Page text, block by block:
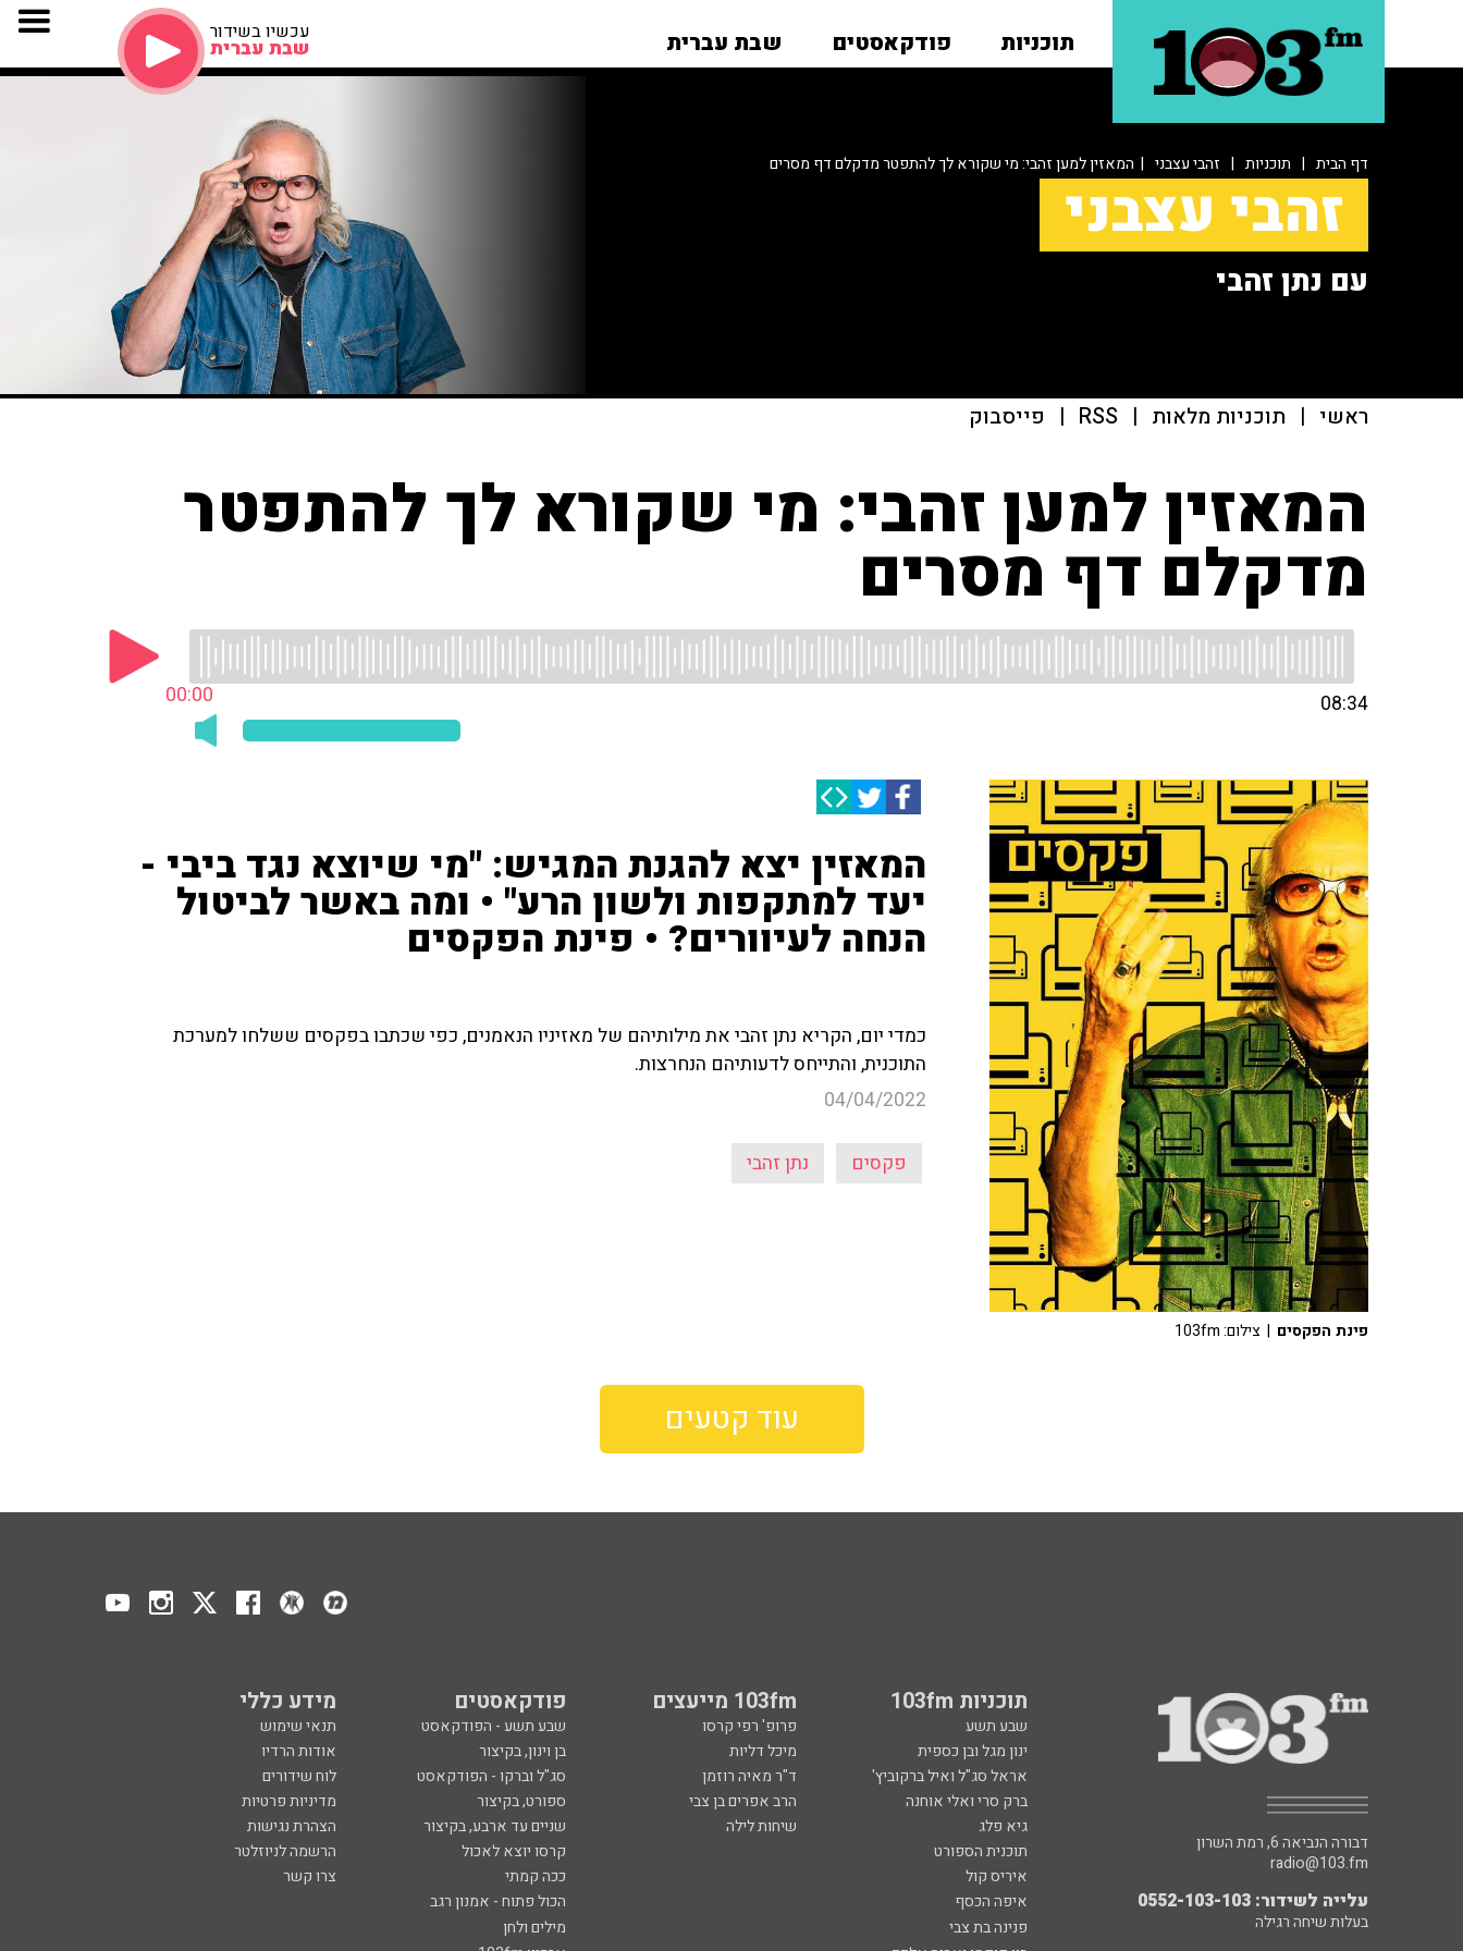
תוכניות פודקאסטים שבת עברית עכשיו בשידור
שבת עברית
דף הבית | תוכניות | זהבי עצבני | המאזין למען זהבי: מי שקורא לך להתפטר מדקלם דף מסרים
זהבי עצבני
עם נתן זהבי
ראשי | תוכניות מלאות |
RSS
| פייסבוק
המאזין למען זהבי: מי שקורא לך להתפטר
מדקלם דף מסרים
00:00 08:34
המאזין יצא להגנת המגיש: "מי שיוצא נגד ביבי -
יעד למתקפות ולשון הרע" • ומה באשר לביטול
הנחה לעיוורים? • פינת הפקסים
כמדי יום, הקריא נתן זהבי את מילותיהם של מאזיניו הנאמנים, כפי שכתבו בפקסים ששלחו למערכת
התוכנית, והתייחס לדעותיהם הנחרצות.
04/04/2022
פקסים נתן זהבי
פינת הפקסים | צילום: 103fm
עוד קטעים
תוכניות 103fm 103fm מייעצים פודקאסטים מידע כללי
שבע תשע פרופ' רפי קרסו שבע תשע - הפודקאסט
תנאי שימוש
ינון מגל ובן כספית
מיכל דליות בן וינון, בקיצור
אודות הרדיו
אראל סג"ל ואיל ברקוביץ'
ד"ר מאיה רוזמן סג"ל וברקו - הפודקאסט
לוח שידורים
ברק סרי ואלי אוחנה
הרב אפרים בן צבי ספורט, בקיצור
מדיניות פרטיות
גיא פלג
שיחות לילה שניים עד ארבע, בקיצור
הצהרת נגישות
תוכנית הספורט
קרסו יוצא לאכול
הרשמה לניוזלטר
איריס קול
ככה קמתי
צרו קשר
איפה הכסף
הכול פתוח - אמנון רגב
פנינה בת צבי
מילים ולחן
דבורה הנביאה 6, רמת השרון
radio@103.fm
עלייה לשידור: 0552-103-103
בעלות שיחה רגילה